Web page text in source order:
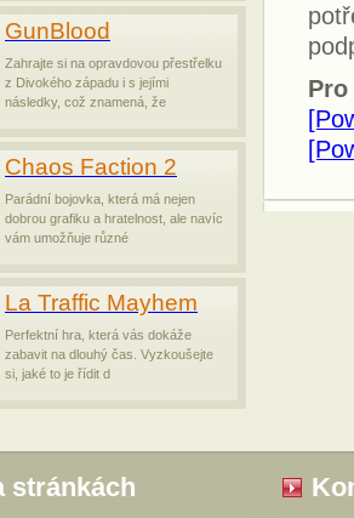
GunBlood
Zahrajte si na opravdovou přestřelku
z Divokého západu i s jejími
následky, což znamená, že
Chaos Faction 2
Parádní bojovka, která má nejen
dobrou grafiku a hratelnost, ale navíc
vám umožňuje různé
La Traffic Mayhem
Perfektní hra, která vás dokáže
zabavit na dlouhý čas. Vyzkoušejte
si, jaké to je řídit d
stránkách